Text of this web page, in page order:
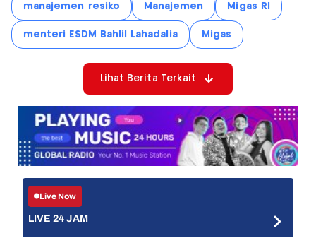
manajemen resiko Manajemen Migas RI
menteri ESDM Bahlil Lahadalia Migas
Lihat Berita Terkait
Live Now
LIVE 24 JAM